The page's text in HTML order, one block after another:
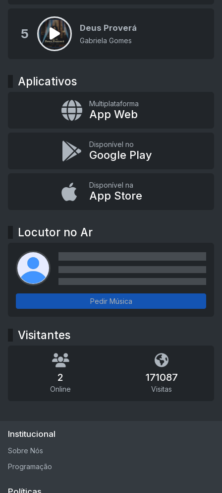
5 Deus Proverá
Gabriela Gomes
Aplicativos
Multiplataforma
App Web
Disponível no
Google Play
Disponível na
App Store
Locutor no Ar
Pedir Música
Visitantes
2
Online
171087
Visitas
Institucional
Sobre Nós
Programação